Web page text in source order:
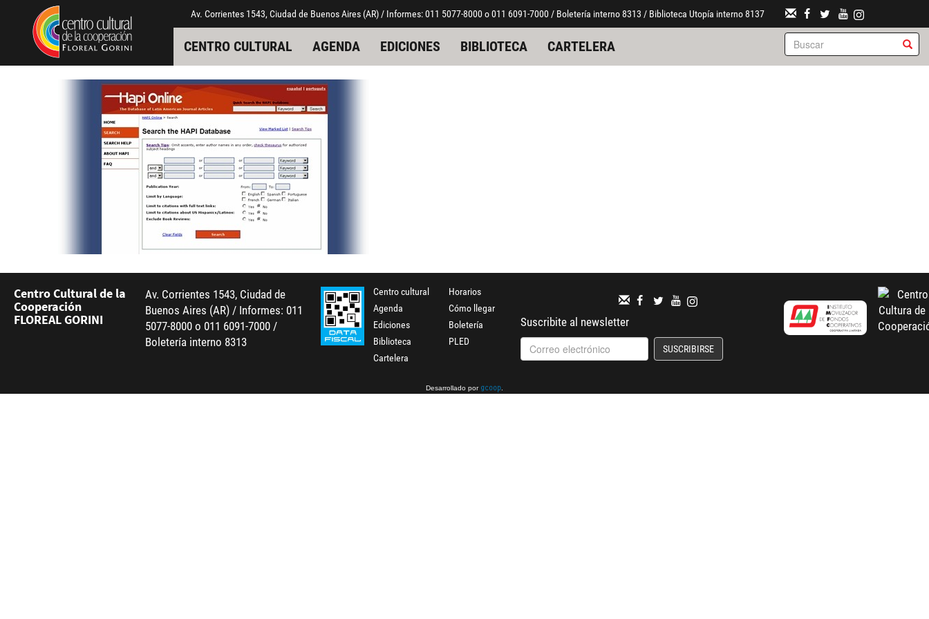
Pasar al contenido principal
Jump to main content Av. Corrientes 1543, Ciudad de Buenos Aires (AR) / Informes: 011 5077-8000 o 011 6091-7000 / Boletería interno 8313 / Biblioteca Utopía interno 8137
CENTRO CULTURAL AGENDA EDICIONES BIBLIOTECA CARTELERA
Centro Cultural de la
Cooperación
FLOREAL GORINI
Av. Corrientes 1543, Ciudad de
Buenos Aires (AR) / Informes: 011
5077-8000 o 011 6091-7000 /
Boletería interno 8313
Centro cultural
Agenda
Ediciones
Biblioteca
Cartelera
Horarios
Cómo llegar
Boletería
PLED
Suscribite al newsletter
SUSCRIBIRSE
Desarrollado por gcoop.